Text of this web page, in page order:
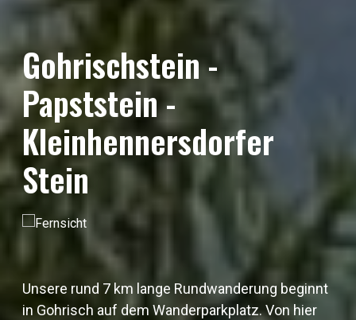
Gohrischstein -
Papststein -
Kleinhennersdorfer
Stein
Unsere rund 7 km lange Rundwanderung beginnt
in Gohrisch auf dem Wanderparkplatz. Von hier